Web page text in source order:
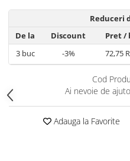
Recompense
Hrana Umeda
Hrana Uscata
Ingrijire Copii
Accesorii Ingrijire Copii
Dus si Baie
Reduceri
De la
Discount Pret/
3buc -3% 72,75
Cod
Ai nevoie de
Adauga la Favorite